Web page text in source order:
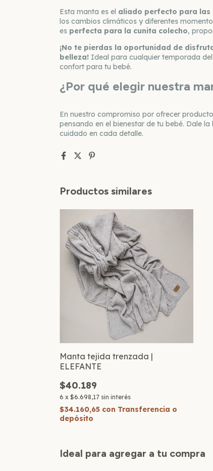
Esta manta es el aliado perfecto para las
los cambios climáticos y diferentes
es perfecta para la cunita colecho,
¡No te pierdas la oportunidad de
belleza! Ideal para cualquier temporada
confort para tu bebé.
¿Por qué elegir nuestra
En nuestro compromiso por ofrecer
pensando en el bienestar de tu bebé. Dale
cuidado en cada detalle.
Productos similares
Manta tejida trenzada |
ELEFANTE
$40.189
6 x $6.698,17 sin interés
$34.160,65 con Transferencia o
depósito
Ideal para agregar a tu compra